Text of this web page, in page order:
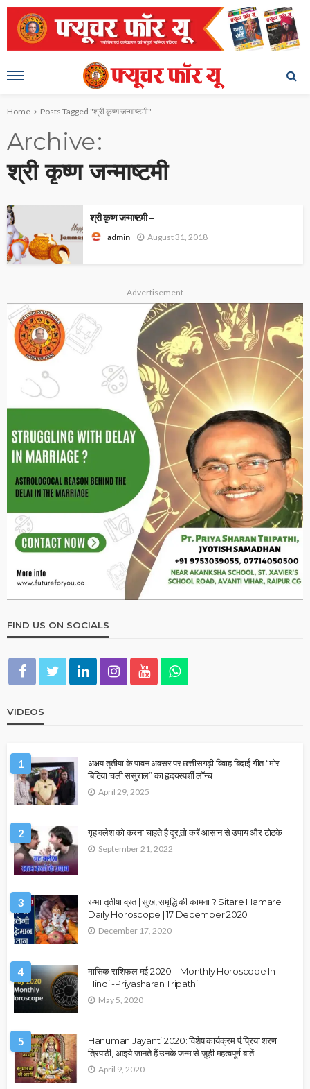
Home Posts Tagged "श्री कृष्ण जन्माष्टमी"
Archive
श्री कृष्ण जन्माष्टमी
श्री कृष्ण जन्माष्टमी –
admin August 31, 2018
- Advertisement -
FIND US ON SOCIALS
VIDEOS
1
अक्षय तृतीया के पावन अवसर पर छत्तीसगढ़ी विवाह बिदाई गीत “मोर
बिटिया चली ससुराल” का हृदयस्पर्शी लॉन्च
April 29, 2025
2 गृह क्लेश को करना चाहते है दूर,तो करें आसान से उपाय और टोटके
September 21, 2022
3
रम्भा तृतीया व्रत | सुख, समृद्धि की कामना ? Sitare Hamare
Daily Horoscope | 17 December 2020
December 17, 2020
4
मासिक राशिफल मई 2020 – Monthly Horoscope In
Hindi -Priyasharan Tripathi
May 5, 2020
5
Hanuman Jayanti 2020: विशेष कार्यक्रम पं.प्रिया शरण
त्रिपाठी, आइये जानते हैं उनके जन्म से जुड़ी महत्वपूर्ण बातें
April 9, 2020